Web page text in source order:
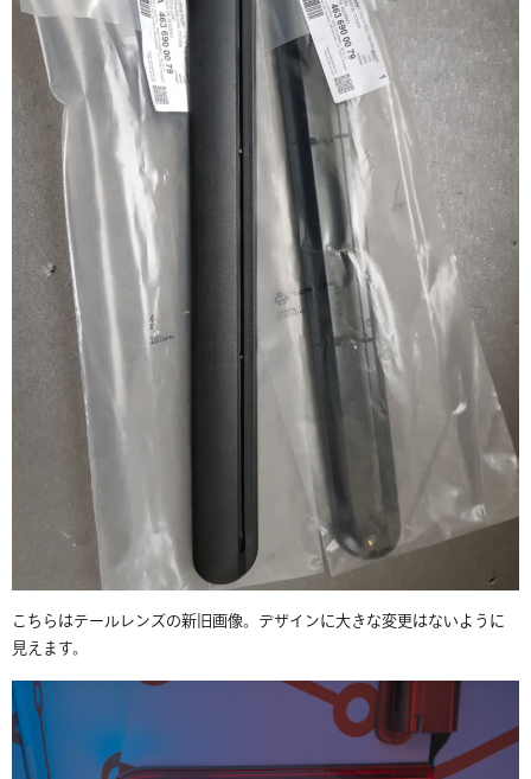
こちらはテールレンズの新旧画像。デザインに大きな変更はないように
見えます。